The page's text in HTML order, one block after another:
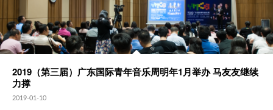
2019（第三届）广东国际青年音乐周明年1月举办 马友友继续
力撑
2019-01-10